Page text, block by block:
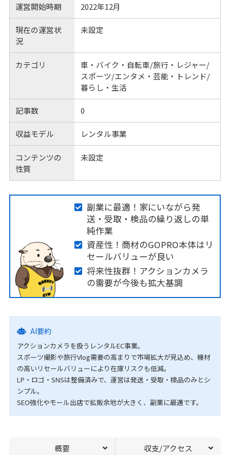
運営開始時期 2022年12月
現在の運営状
況
未設定
カテゴリ
車・バイク・自転車/旅行・レジャー/
スポーツ/エンタメ・芸能・トレンド/
暮らし・生活
記事数 0
収益モデル レンタル事業
コンテンツの
性質
未設定
副業に最適！家にいながら発
送・受取・検品の繰り返しの単
純作業
資産性！商材のGOPRO本体はリ
セールバリューが良い
将来性抜群！アクションカメラ
の需要が今後も拡大基調
AI要約
アクションカメラを扱うレンタルEC事業。
スポーツ撮影や旅行Vlog需要の高まりで市場拡大が見込め、機材
の高いリセールバリューにより在庫リスクも低減。
LP・ロゴ・SNSは整備済みで、運営は発送・受取・検品のみとシ
ンプル。
SEO強化やモール出店で拡販余地が大きく、副業に最適です。
概要 収支/アクセス